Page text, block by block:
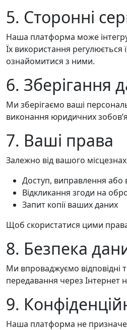
5. Сторонні
Наша платформа може
Їх використання
ознайомитися з ними.
6. Зберігання
Ми зберігаємо ваші
виконання юридичних
7. Ваші права
Залежно від вашого
Доступ, виправлення
Відкликання згоди на
Запит копії ваших даних
Щоб скористатися цими
8. Безпека
Ми впроваджуємо відповідні
передавання через Інтернет
9.
Наша платформа не